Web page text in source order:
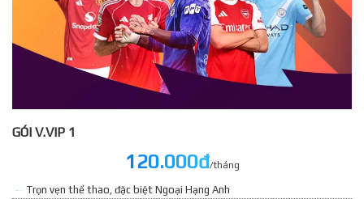
GÓI V.VIP 1
120.000đ/tháng
Trọn vẹn thể thao, đặc biệt Ngoại Hạng Anh